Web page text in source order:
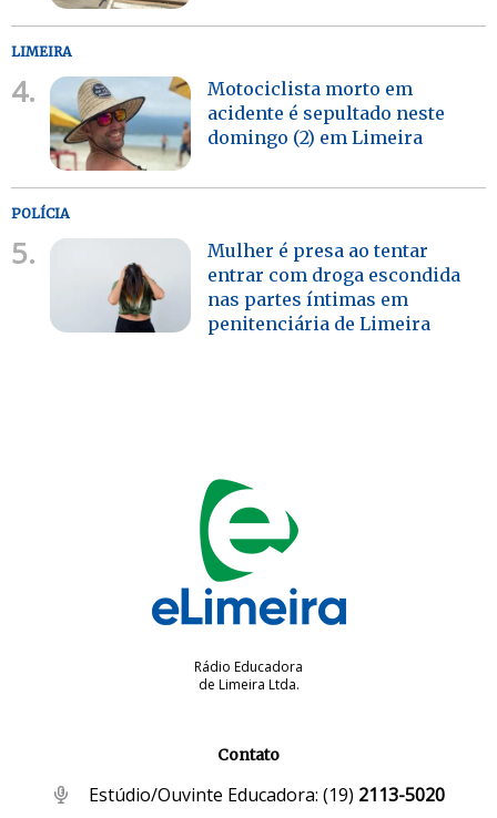
LIMEIRA
4.
Motociclista morto em
acidente é sepultado neste
domingo (2) em Limeira
POLÍCIA
5.
Mulher é presa ao tentar
entrar com droga escondida
nas partes íntimas em
penitenciária de Limeira
Rádio Educadora
de Limeira Ltda.
Contato
Estúdio/Ouvinte Educadora: (19) 2113-5020